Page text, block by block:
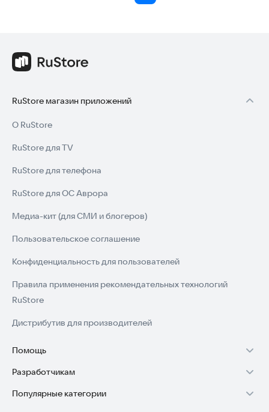
RuStore магазин приложений
О RuStore
RuStore для TV
RuStore для телефона
RuStore для ОС Аврора
Медиа-кит (для СМИ и блогеров)
Пользовательское соглашение
Конфиденциальность для пользователей
Правила применения рекомендательных технологий
RuStore
Дистрибутив для производителей
Помощь
Установка RuStore на TV
Установка RuStore на телефон
Разработчикам
Зарабатывать с RuStore
Популярные категории